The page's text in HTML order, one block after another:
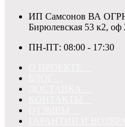
ИП Самсонов ВА
Бирюлевская 53 к2, оф
ПН-ПТ: 08:00 - 17:30